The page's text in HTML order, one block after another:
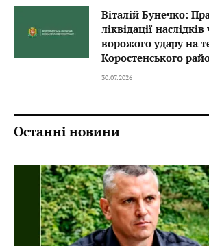
Віталій Бунечко:
ліквідації
ворожого удару на
Коростенського
30.07.2026
Останні новини